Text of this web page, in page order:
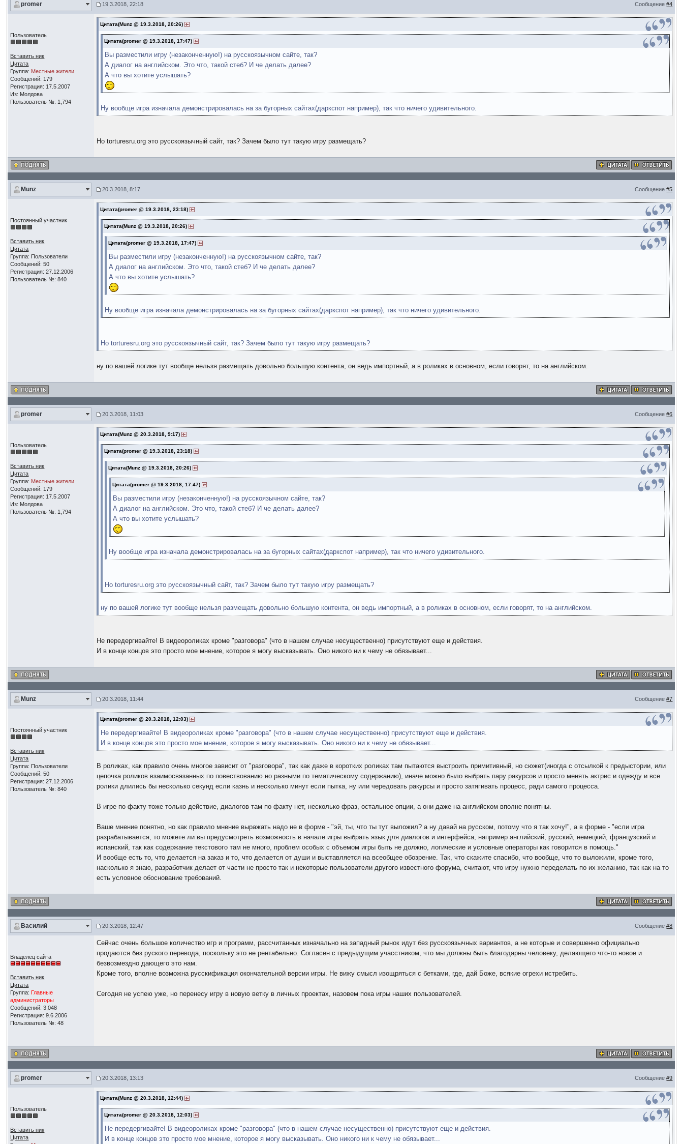
promer 19.3.2018, 22:18 Сообщение#4
Пользователь
Вставить ник
Цитата
Группа: Местные жители
Сообщений: 179
Регистрация: 17.5.2007
Из: Молдова
Пользователь №: 1,794
Цитата(Munz @ 19.3.2018, 20:26)
Цитата(promer @ 19.3.2018, 17:47)
Вы разместили игру (незаконченную!) на русскоязычном сайте, так?
А диалог на английском. Это что, такой стеб? И че делать далее?
А что вы хотите услышать?
Ну вообще игра изначала демонстрировалась на за бугорных сайтах(даркспот например), так что ничего удивительного.
Но torturesru.org это русскоязычный сайт, так? Зачем было тут такую игру размещать?
Munz 20.3.2018, 8:17 Сообщение#5
Постоянный участник
Вставить ник
Цитата
Группа: Пользователи
Сообщений: 50
Регистрация: 27.12.2006
Пользователь №: 840
Цитата(promer @ 19.3.2018, 23:18)
Цитата(Munz @ 19.3.2018, 20:26)
Цитата(promer @ 19.3.2018, 17:47)
Вы разместили игру (незаконченную!) на русскоязычном сайте, так?
А диалог на английском. Это что, такой стеб? И че делать далее?
А что вы хотите услышать?
Ну вообще игра изначала демонстрировалась на за бугорных сайтах(даркспот например), так что ничего удивительного.
Но torturesru.org это русскоязычный сайт, так? Зачем было тут такую игру размещать?
ну по вашей логике тут вообще нельзя размещать довольно большую контента, он ведь импортный, а в роликах в основном, если говорят, то на английском.
promer 20.3.2018, 11:03 Сообщение#6
Пользователь
Вставить ник
Цитата
Группа: Местные жители
Сообщений: 179
Регистрация: 17.5.2007
Из: Молдова
Пользователь №: 1,794
Цитата(Munz @ 20.3.2018, 9:17)
Цитата(promer @ 19.3.2018, 23:18)
Цитата(Munz @ 19.3.2018, 20:26)
Цитата(promer @ 19.3.2018, 17:47)
Вы разместили игру (незаконченную!) на русскоязычном сайте, так?
А диалог на английском. Это что, такой стеб? И че делать далее?
А что вы хотите услышать?
Ну вообще игра изначала демонстрировалась на за бугорных сайтах(даркспот например), так что ничего удивительного.
Но torturesru.org это русскоязычный сайт, так? Зачем было тут такую игру размещать?
ну по вашей логике тут вообще нельзя размещать довольно большую контента, он ведь импортный, а в роликах в основном, если говорят, то на английском.
Не передергивайте! В видеороликах кроме "разговора" (что в нашем случае несущественно) присутствуют еще и действия.
И в конце концов это просто мое мнение, которое я могу высказывать. Оно никого ни к чему не обязывает...
Munz 20.3.2018, 11:44 Сообщение#7
Постоянный участник
Вставить ник
Цитата
Группа: Пользователи
Сообщений: 50
Регистрация: 27.12.2006
Пользователь №: 840
Цитата(promer @ 20.3.2018, 12:03)
Не передергивайте! В видеороликах кроме "разговора" (что в нашем случае несущественно) присутствуют еще и действия.
И в конце концов это просто мое мнение, которое я могу высказывать. Оно никого ни к чему не обязывает...
В роликах, как правило очень многое зависит от "разговора", так как даже в коротких роликах там пытаются выстроить примитивный, но сюжет(иногда с отсылкой к предыстории, или
цепочка роликов взаимосвязанных по повествованию но разными по тематическому содержанию), иначе можно было выбрать пару ракурсов и просто менять актрис и одежду и все
ролики длились бы несколько секунд если казнь и несколько минут если пытка, ну или чередовать ракурсы и просто затягивать процесс, ради самого процесса.
В игре по факту тоже только действие, диалогов там по факту нет, несколько фраз, остальное опции, а они даже на английском вполне понятны.
Ваше мнение понятно, но как правило мнение выражать надо не в форме - "эй, ты, что ты тут выложил? а ну давай на русском, потому что я так хочу!", а в форме - "если игра
разрабатывается, то можете ли вы предусмотреть возможность в начале игры выбрать язык для диалогов и интерфейса, например английский, русский, немецкий, французский и
испанский, так как содержание текстового там не много, проблем особых с объемом игры быть не должно, логические и условные операторы как говорится в помощь."
И вообще есть то, что делается на заказ и то, что делается от души и выставляется на всеобщее обозрение. Так, что скажите спасибо, что вообще, что то выложили, кроме того,
насколько я знаю, разработчик делает от части не просто так и некоторые пользователи другого известного форума, считают, что игру нужно переделать по их желанию, так как на то
есть условное обоснование требований.
Василий 20.3.2018, 12:47 Сообщение#8
Владелец сайта
Вставить ник
Цитата
Группа: Главные
администраторы
Сообщений: 3,048
Регистрация: 9.6.2006
Пользователь №: 48
Сейчас очень большое количество игр и программ, рассчитанных изначально на западный рынок идут без русскоязычных вариантов, а не которые и совершенно официально
продаются без руского перевода, поскольку это не рентабельно. Согласен с предыдущим учасстником, что мы должны быть благодарны человеку, делающего что-то новое и
безвозмездно дающего это нам.
Кроме того, вполне возможна русскификация окончательной версии игры. Не вижу смысл изощряться с бетками, где, дай Боже, всякие огрехи истребить.
Сегодня не успею уже, но перенесу игру в новую ветку в личных проектах, назовем пока игры наших пользователей.
promer 20.3.2018, 13:13 Сообщение#9
Пользователь
Вставить ник
Цитата
Цитата(Munz @ 20.3.2018, 12:44)
Цитата(promer @ 20.3.2018, 12:03)
Не передергивайте! В видеороликах кроме "разговора" (что в нашем случае несущественно) присутствуют еще и действия.
И в конце концов это просто мое мнение, которое я могу высказывать. Оно никого ни к чему не обязывает...